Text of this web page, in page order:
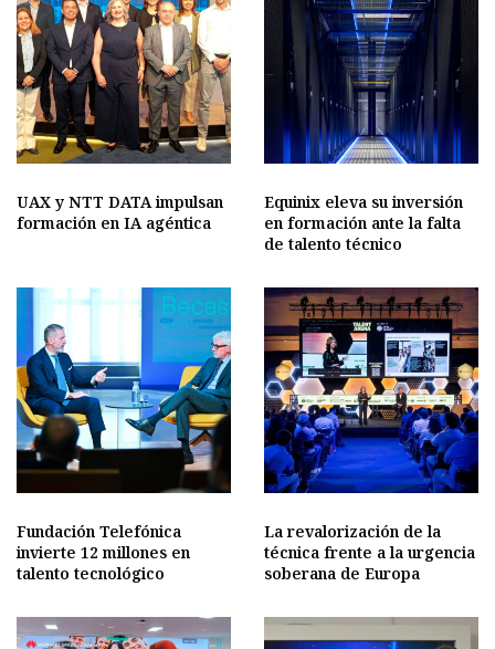
UAX y NTT DATA impulsan
formación en IA agéntica
Equinix eleva su inversión
en formación ante la falta
de talento técnico
Fundación Telefónica
invierte 12 millones en
talento tecnológico
La revalorización de la
técnica frente a la urgencia
soberana de Europa